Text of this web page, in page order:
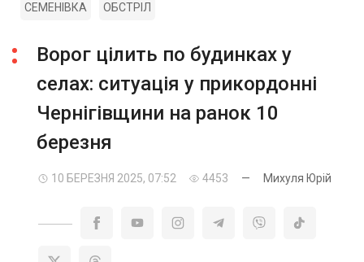
СЕМЕНІВКА
ОБСТРІЛ
Ворог цілить по будинках у
селах: ситуація у прикордонні
Чернігівщини на ранок 10
березня
10 БЕРЕЗНЯ 2025, 07:52 4453 — Михуля Юрій